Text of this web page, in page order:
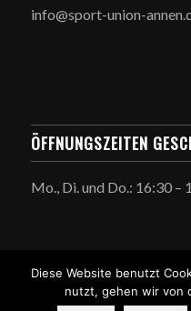
info@sport-union-
ÖFFNUNGSZEITEN
Mo., Di. und Do.: 16:30 –
Diese Website benutzt
nutzt, gehen wir von